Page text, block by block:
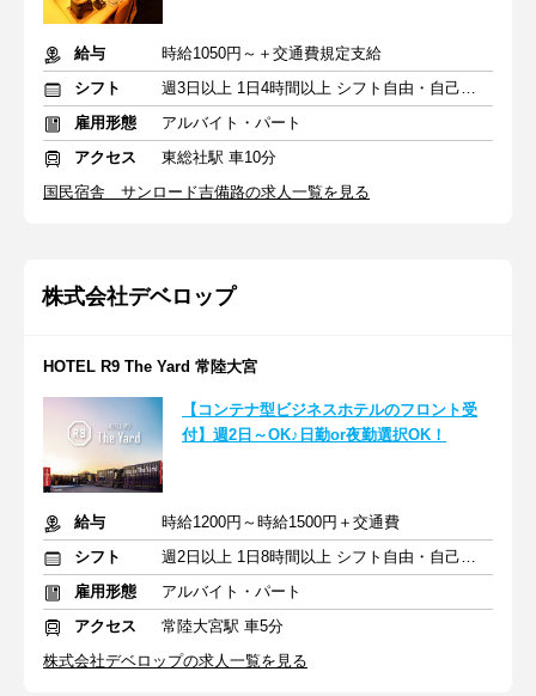
給与
時給1050円～＋交通費規定支給
シフト
週3日以上 1日4時間以上 シフト自由・自己申告
雇用形態
アルバイト・パート
アクセス
東総社駅 車10分
国民宿舎 サンロード吉備路の求人一覧を見る
株式会社デベロップ
HOTEL R9 The Yard 常陸大宮
【コンテナ型ビジネスホテルのフロント受
付】週2日～OK♪日勤or夜勤選択OK！
給与
時給1200円～時給1500円＋交通費
シフト
週2日以上 1日8時間以上 シフト自由・自己申告
雇用形態
アルバイト・パート
アクセス
常陸大宮駅 車5分
株式会社デベロップの求人一覧を見る